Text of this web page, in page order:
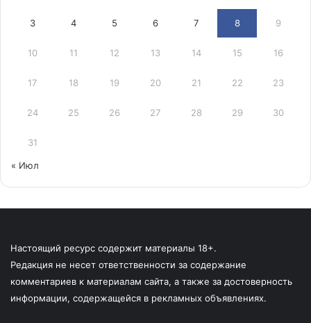
3 4 5 6 7 8 9
10 11 12 13 14 15 16
17 18 19 20 21 22 23
24 25 26 27 28 29 30
31
« Июл
Настоящий ресурс содержит материалы 18+.
Редакция не несет ответственности за содержание
комментариев к материалам сайта, а также за достоверность
информации, содержащейся в рекламных объявлениях.